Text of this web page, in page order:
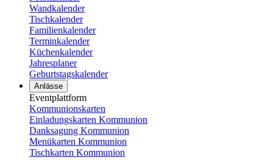
Wandkalender
Tischkalender
Familienkalender
Terminkalender
Küchenkalender
Jahresplaner
Geburtstagskalender
Anlässe
Eventplattform
Kommunionskarten
Einladungskarten Kommunion
Danksagung Kommunion
Menükarten Kommunion
Tischkarten Kommunion